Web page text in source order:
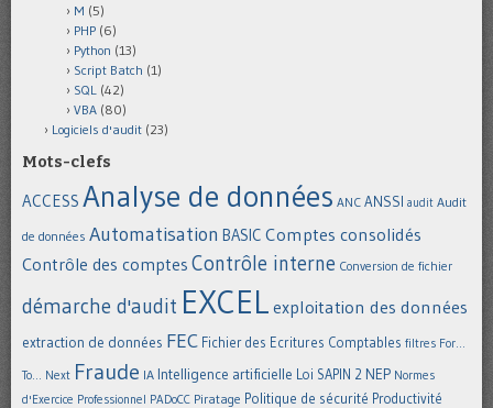
M (5)
PHP (6)
Python (13)
Script Batch (1)
SQL (42)
VBA (80)
Logiciels d'audit (23)
Mots-clefs
ACCESS Analyse de données ANC ANSSI audit Audit
de données Automatisation BASIC Comptes consolidés
Contrôle des comptes Contrôle interne Conversion de fichier
démarche d'audit EXCEL exploitation des données
extraction de données FEC Fichier des Ecritures Comptables filtres For...
To... Next Fraude IA Intelligence artificielle Loi SAPIN 2 NEP Normes
d'Exercice Professionnel PADoCC Piratage Politique de sécurité Productivité